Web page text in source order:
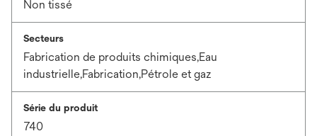
Non tissé
Secteurs
Fabrication de produits chimiques,Eau
industrielle,Fabrication,Pétrole et gaz
Série du produit
740